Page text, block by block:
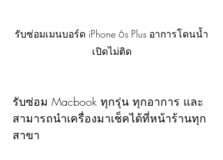
รับซ่อมเมนบอร์ด iPhone 6s Plus อาการโดนน้ำ
เปิดไม่ติด
รับซ่อม Macbook ทุกรุ่น ทุกอาการ และ
สามารถนำเครื่องมาเช็คได้ที่หน้าร้านทุก
สาขา